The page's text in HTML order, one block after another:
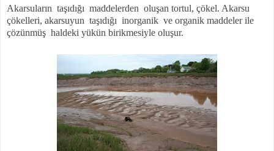
Akarsuların taşıdığı maddelerden oluşan tortul, çökel. Akarsu
çökelleri, akarsuyun taşıdığı inorganik ve organik maddeler ile
çözünmüş haldeki yükün birikmesiyle oluşur.